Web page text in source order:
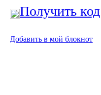
Получить
Добавить в мой блокнот